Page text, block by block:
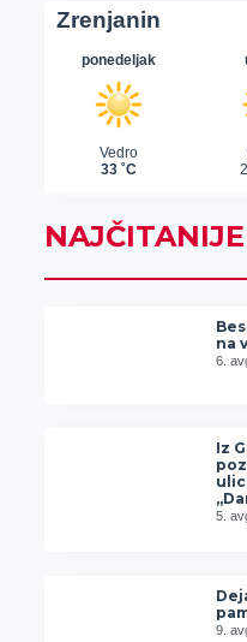
na
6.
Iz
5.
9.